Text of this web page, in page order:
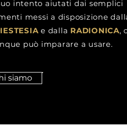
intento aiutati dai semplici
messi a disposizione
e dalla RADIONICA,
può imparare a usare.
siamo